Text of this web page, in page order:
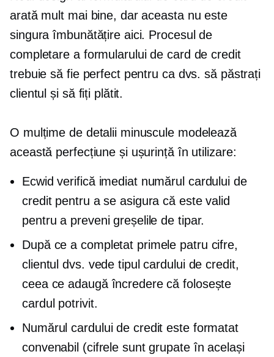
arată mult mai bine, dar aceasta nu este
singura îmbunătățire aici. Procesul de
completare a formularului de card de credit
trebuie să fie perfect pentru ca dvs. să păstrați
clientul și să fiți plătit.
O mulțime de detalii minuscule modelează
această perfecțiune și ușurință în utilizare:
Ecwid verifică imediat numărul cardului de
credit pentru a se asigura că este valid
pentru a preveni greșelile de tipar.
După ce a completat primele patru cifre,
clientul dvs. vede tipul cardului de credit,
ceea ce adaugă încredere că folosește
cardul potrivit.
Numărul cardului de credit este formatat
convenabil (cifrele sunt grupate în același